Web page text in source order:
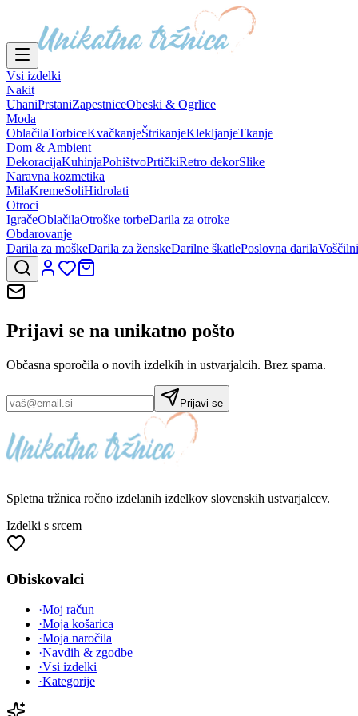
Vsi izdelki
Nakit
UhaniPrstaniZapestniceObeski & Ogrlice
Moda
OblačilaTorbiceKvačkanjeŠtrikanjeKlekljanjeTkanje
Dom & Ambient
DekoracijaKuhinjaPohištvoPrtičkiRetro dekorSlike
Naravna kozmetika
MilaKremeSoliHidrolati
Otroci
IgračeOblačilaOtroške torbeDarila za otroke
Obdarovanje
Darila za moškeDarila za ženskeDarilne škatlePoslovna darila
Prijavi se na unikatno pošto
Občasna sporočila o novih izdelkih in ustvarjalcih. Brez spama.
Prijavi se
Spletna tržnica ročno izdelanih izdelkov slovenskih ustvarjalcev.
Izdelki s srcem
Obiskovalci
·Moj račun
·Moja košarica
·Moja naročila
·Navdih & zgodbe
·Vsi izdelki
·Kategorije